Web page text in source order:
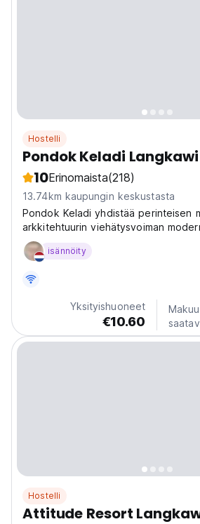
Hostelli
Pondok Keladi
10Erinomaista(218)
13.74km kaupungin keskustasta
Pondok Keladi yhdistää perinteisen
arkkitehtuurin viehätysvoiman
mukavuuksiin hehtaarin kokoisella
isännöity
Yksityishuoneet
€10.60
Hostelli
Attitude Resort